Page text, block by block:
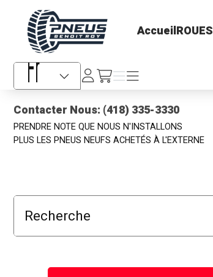
Pneus Benoit Roy
AccueilROUES
Sélecteur de langue
Se
connecter/fr/cart
Menu
Menu
Contacter Nous: (418) 335-3330
PRENDRE NOTE QUE NOUS N'INSTALLONS
PLUS LES PNEUS NEUFS ACHETÉS À L'EXTERNE
Recherche